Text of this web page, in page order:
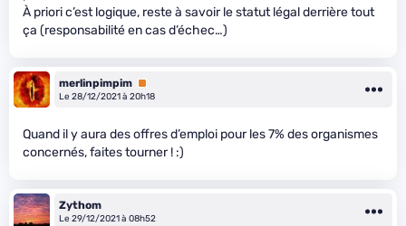
À priori c’est logique, reste à savoir le statut légal derrière tout
ça (responsabilité en cas d’échec…)
merlinpimpim Premium
Le 28/12/2021 à 20h18
Quand il y aura des offres d’emploi pour les 7% des organismes
concernés, faites tourner ! :)
Zythom
Le 29/12/2021 à 08h52